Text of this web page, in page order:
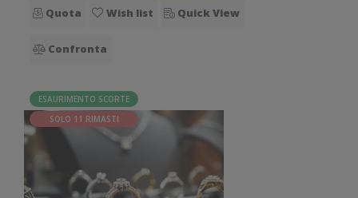
Quota Wish list Quick View
Confronta
ESAURIMENTO SCORTE
SOLO 11 RIMASTI